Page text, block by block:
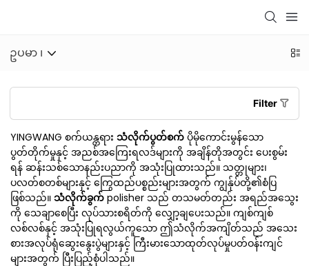
ဥပမာ ၊
Filter
YINGWANG စက်ယန္တရား သံလိုက်ပွတ်စက် ပိုမိုကောင်းမွန်သော
ပွတ်တိုက်မှုနှင့် အညစ်အကြေးရလဒ်များကို အချိန်တိုအတွင်း ပေးစွမ်း
ရန် ဆန်းသစ်သောနည်းပညာကို အသုံးပြုထားသည်။ သတ္တုများ၊
ပလတ်စတစ်များနှင့် ကြွေထည်ပစ္စည်းများအတွက် ကျွန်ုပ်တို့၏စံပြ
ဖြစ်သည်။ သံလိုက်ခွက် polisher သည် တသမတ်တည်း အရည်အသွေး
ကို သေချာစေပြီး လုပ်သားစရိတ်ကို လျှော့ချပေးသည်။ ကျစ်ကျစ်
လစ်လစ်နှင့် အသုံးပြုရလွယ်ကူသော ဤသံလိုက်အကျိတ်သည် အသေး
စားအလုပ်ရုံဆွေးနွေးပွဲများနှင့် ကြီးမားသောထုတ်လုပ်မှုပတ်ဝန်းကျင်
များအတွက် ပြီးပြည့်စုံပါသည်။